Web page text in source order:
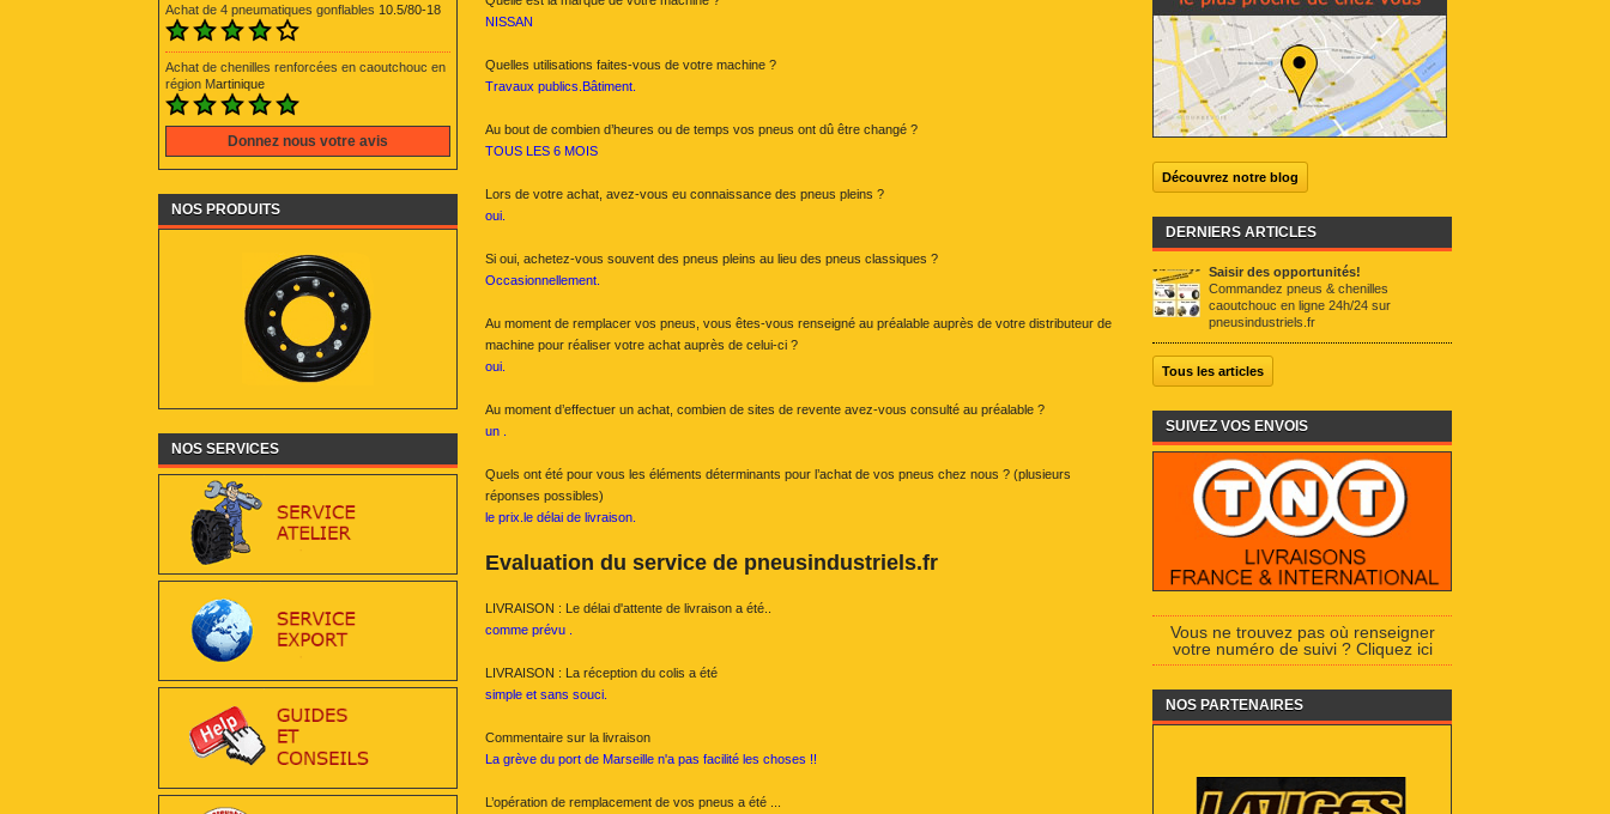
Achat de 4 pneumatiques gonflables 10.5/80-18
Achat de chenilles renforcées en caoutchouc en
région Martinique
Donnez nous votre avis
NOS PRODUITS
NOS SERVICES
NISSAN
Quelles utilisations faites-vous de votre machine ?
Travaux publics.Bâtiment.
Au bout de combien d’heures ou de temps vos pneus ont dû être changé ?
TOUS LES 6 MOIS
Lors de votre achat, avez-vous eu connaissance des pneus pleins ?
oui.
Si oui, achetez-vous souvent des pneus pleins au lieu des pneus classiques ?
Occasionnellement.
Au moment de remplacer vos pneus, vous êtes-vous renseigné au préalable auprès de votre distributeur de
machine pour réaliser votre achat auprès de celui-ci ?
oui.
Au moment d’effectuer un achat, combien de sites de revente avez-vous consulté au préalable ?
un .
Quels ont été pour vous les éléments déterminants pour l’achat de vos pneus chez nous ? (plusieurs
réponses possibles)
le prix.le délai de livraison.
Evaluation du service de pneusindustriels.fr
LIVRAISON : Le délai d'attente de livraison a été..
comme prévu .
LIVRAISON : La réception du colis a été
simple et sans souci.
Commentaire sur la livraison
La grève du port de Marseille n'a pas facilité les choses !!
L’opération de remplacement de vos pneus a été ...
Découvrez notre blog
DERNIERS ARTICLES
Saisir des opportunités!
Commandez pneus & chenilles
caoutchouc en ligne 24h/24 sur
pneusindustriels.fr
Tous les articles
SUIVEZ VOS ENVOIS
Vous ne trouvez pas où renseigner
votre numéro de suivi ? Cliquez ici
NOS PARTENAIRES